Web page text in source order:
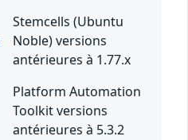
Stemcells (Ubuntu
Noble) versions
antérieures à 1.77.x
Platform Automation
Toolkit versions
antérieures à 5.3.2